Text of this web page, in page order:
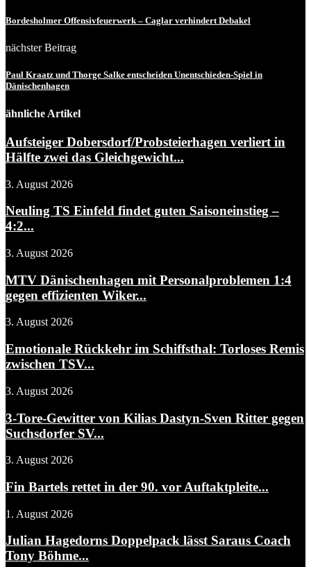
Bordesholmer Offensivfeuerwerk – Caglar verhindert Debakel
nächster Beitrag
Paul Kraatz und Thorge Salke entscheiden Unentschieden-Spiel in
Dänischenhagen
ähnliche Artikel
Aufsteiger Dobersdorf/Probsteierhagen verliert in
Hälfte zwei das Gleichgewicht...
3. August 2026
Neuling TS Einfeld findet guten Saisoneinstieg –
4:2...
3. August 2026
MTV Dänischenhagen mit Personalproblemen 1:4
gegen effizienten Wiker...
3. August 2026
Emotionale Rückkehr im Schiffsthal: Torloses Remis
zwischen TSV...
3. August 2026
3-Tore-Gewitter von Kilias Dastyn-Sven Ritter gegen
Suchsdorfer SV...
3. August 2026
Fin Bartels rettet in der 90. vor Auftaktpleite...
1. August 2026
Julian Hagedorns Doppelpack lässt Saraus Coach
Tony Böhme...